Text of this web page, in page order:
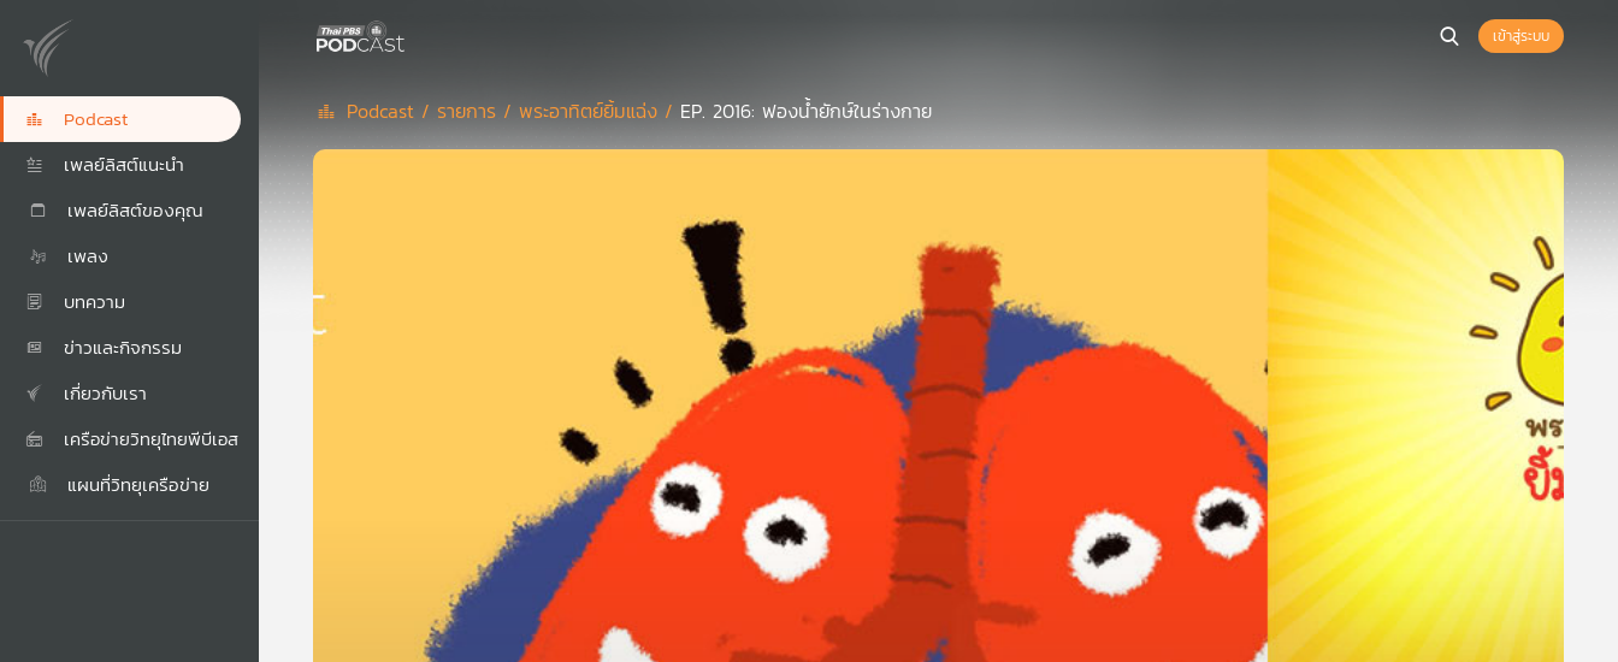
Podcast
เพลย์ลิสต์แนะนำ
เพลย์ลิสต์ของคุณ
เพลง
บทความ
ข่าวและกิจกรรม
เกี่ยวกับเรา
เครือข่ายวิทยุไทยพีบีเอส
แผนที่วิทยุเครือข่าย
เข้าสู่ระบบ
Podcast / รายการ /พระอาทิตย์ยิ้มแฉ่ง / EP. 2016: ฟองน้ำยักษ์ในร่างกาย